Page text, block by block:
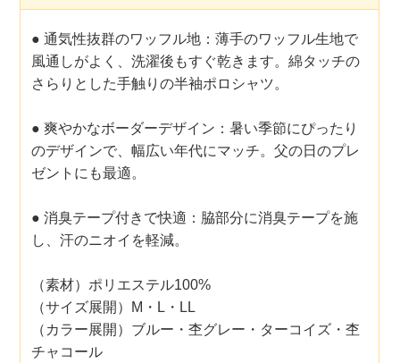
● 通気性抜群のワッフル地：薄手のワッフル生地で
風通しがよく、洗濯後もすぐ乾きます。綿タッチの
さらりとした手触りの半袖ポロシャツ。
● 爽やかなボーダーデザイン：暑い季節にぴったり
のデザインで、幅広い年代にマッチ。父の日のプレ
ゼントにも最適。
● 消臭テープ付きで快適：脇部分に消臭テープを施
し、汗のニオイを軽減。
（素材）ポリエステル100%
（サイズ展開）M・L・LL
（カラー展開）ブルー・杢グレー・ターコイズ・杢
チャコール